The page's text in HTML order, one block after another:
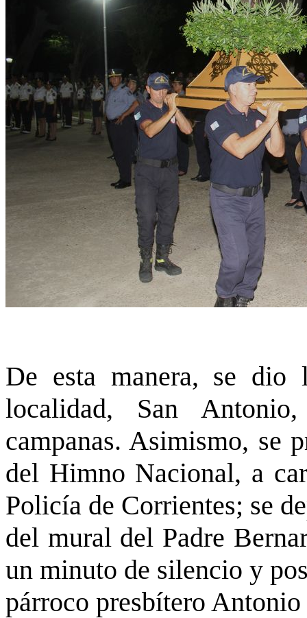
De esta manera, se dio
localidad, San
campanas. Asimismo, se
del Himno Nacional, a
Policía de Corrientes; se
del mural del Padre
un minuto de silencio y
párroco presbítero